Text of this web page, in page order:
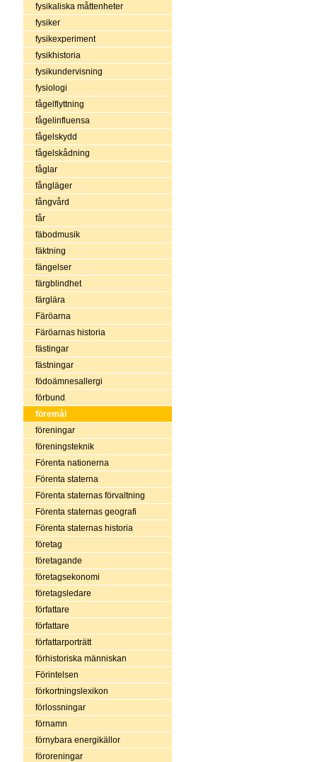
fysikaliska måttenheter
fysiker
fysikexperiment
fysikhistoria
fysikundervisning
fysiologi
fågelflyttning
fågelinfluensa
fågelskydd
fågelskådning
fåglar
fångläger
fångvård
får
fäbodmusik
fäktning
fängelser
färgblindhet
färglära
Färöarna
Färöarnas historia
fästingar
fästningar
födoämnesallergi
förbund
föremål
föreningar
föreningsteknik
Förenta nationerna
Förenta staterna
Förenta staternas förvaltning
Förenta staternas geografi
Förenta staternas historia
företag
företagande
företagsekonomi
företagsledare
författare
författare
författarporträtt
förhistoriska människan
Förintelsen
förkortningslexikon
förlossningar
förnamn
förnybara energikällor
föroreningar